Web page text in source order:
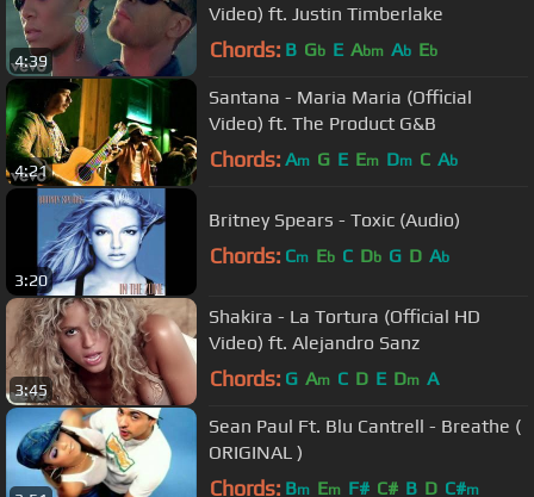
4:39
Video) ft. Justin Timberlake
Chords: B Gb E Abm Ab Eb
4:21
Santana - Maria Maria (Official
Video) ft. The Product G&B
Chords: Am G E Em Dm C Ab
3:20
Britney Spears - Toxic (Audio)
Chords: Cm Eb C Db G D Ab
3:45
Shakira - La Tortura (Official HD
Video) ft. Alejandro Sanz
Chords: G Am C D E Dm A
Sean Paul Ft. Blu Cantrell - Breathe (
ORIGINAL )
Chords: Bm Em F# C# B D C#m